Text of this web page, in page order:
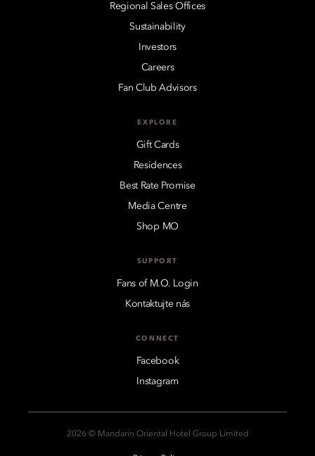
Regional Sales Offices
Sustainability
Investors
Careers
Fan Club Advisors
EXPLORE
Gift Cards
Residences
Best Rate Promise
Media Centre
Shop MO
SUPPORT
Fans of M.O. Login
Kontaktujte nás
CONNECT
Facebook
Instagram
2026 © Mandarin Oriental Hotel Group Limited